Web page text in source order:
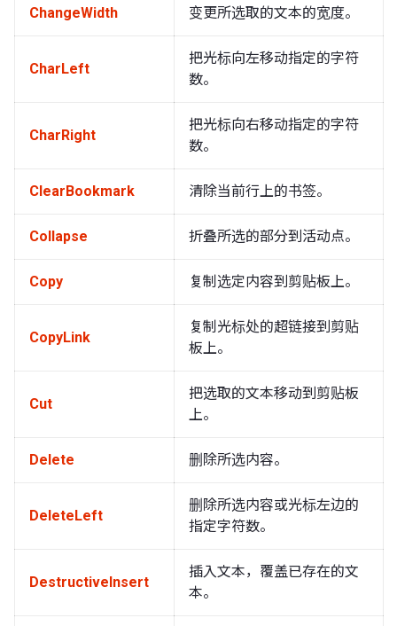
ChangeWidth 变更所选取的文本的宽度。
CharLeft
把光标向左移动指定的字符
数。
CharRight
把光标向右移动指定的字符
数。
ClearBookmark 清除当前行上的书签。
Collapse 折叠所选的部分到活动点。
Copy 复制选定内容到剪贴板上。
CopyLink
复制光标处的超链接到剪贴
板上。
Cut
把选取的文本移动到剪贴板
上。
Delete 删除所选内容。
DeleteLeft
删除所选内容或光标左边的
指定字符数。
DestructiveInsert
插入文本，覆盖已存在的文
本。